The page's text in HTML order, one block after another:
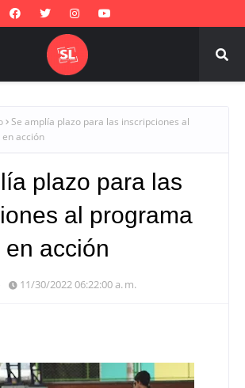
Se amplía plazo para las inscripciones al
acción
plazo para las
al programa
acción
11/30/2022 06:22:00 a. m.